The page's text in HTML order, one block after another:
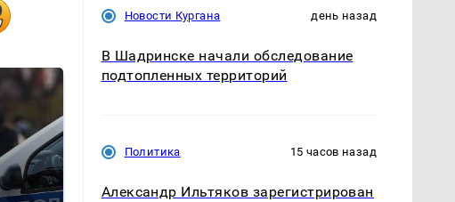
Новости Кургана день назад
В Шадринске начали обследование
подтопленных территорий
Политика 15 часов назад
Александр Ильтяков зарегистрирован